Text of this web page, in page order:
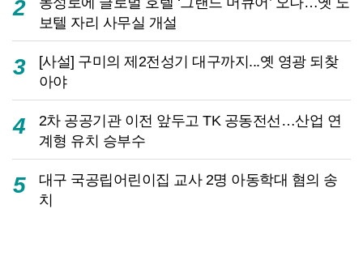
2
보텔 자리 사무실 개설
3
[사설] 구미의 제2전성기 대구까지...옛 영광 되찾
아야
4
2차 공공기관 이전 앞두고 TK 공동전선…산업 연
계형 유치 승부수
5
대구 국공립어린이집 교사 2명 아동학대 혐의 송
치